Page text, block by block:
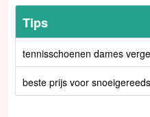
Tips
tennisschoenen dames
beste prijs voor